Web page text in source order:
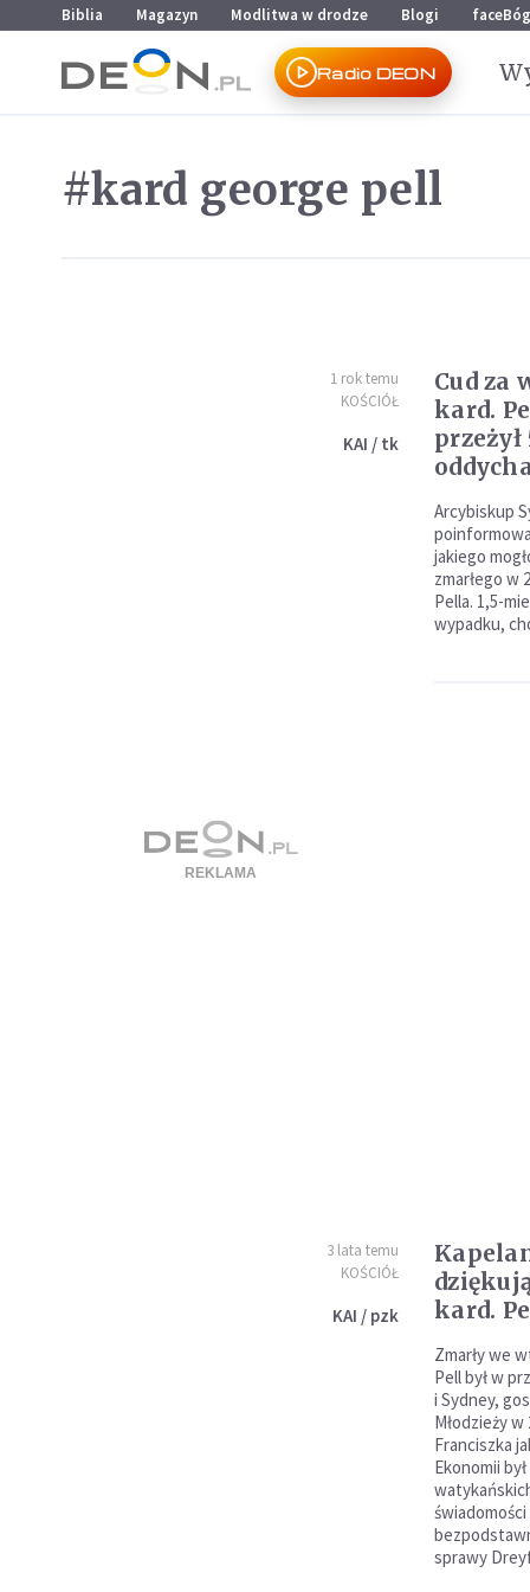
Przejdź do menu głównego
Przejdź do treści
Biblia Magazyn Modlitwa w drodze Blogi faceBóg
Radio DEON
#kard george pell
1 rok temu
KOŚCIÓŁ
KAI / tk
Cud za
kard.
Arcybiskup
jakiego
zmarłego w
Pella. 1,5-
wypadku,
3 lata temu
KOŚCIÓŁ
KAI / pzk
kard.
Zmarły we
Pell był w
i Sydney,
Młodzieży
Franciszka
Ekonomii
świadomości
sprawy